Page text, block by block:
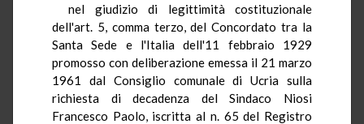
nel giudizio di legittimità costituzionale
dell'art. 5, comma terzo, del Concordato tra la
Santa Sede e l'Italia dell'11 febbraio 1929
promosso con deliberazione emessa il 21 marzo
1961 dal Consiglio comunale di Ucria sulla
richiesta di decadenza del Sindaco Niosi
Francesco Paolo, iscritta al n. 65 del Registro